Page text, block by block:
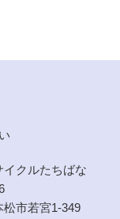
イクルたちばな
松市若宮1-349